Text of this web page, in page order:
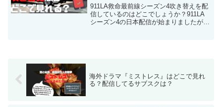
911LA救命最前線シーズン4吹き替えを配
信しているのはどこでしょうか？911LA
シーズン4の日本配信が始まりましたが、
海外ドラマ『ミストレス』はどこで見れ
る？配信してるサブスクは？